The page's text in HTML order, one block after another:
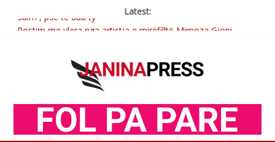
Latest:
Postim me vlera nga artistja e mirëfilltë Mimoza Gjoni
Brahim Çekaj njē veprimtar i respektuar i çeshtjës kombëtare